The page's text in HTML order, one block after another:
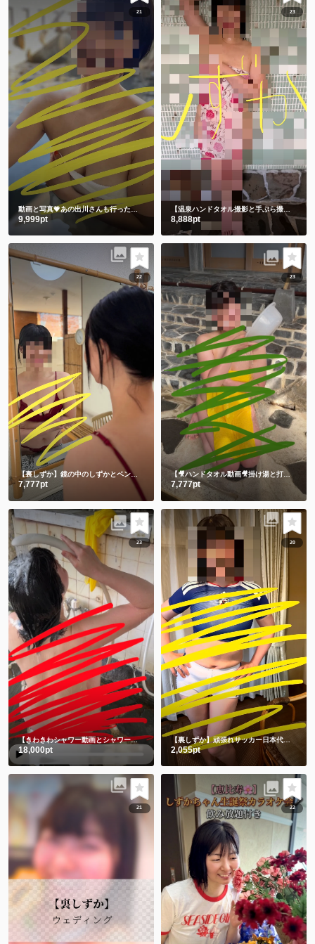
21
動画と写真💗あの出川さんも行った温泉 3年前の私です🫣 スマホの中に埋もれてました😋
9,999pt
23
【温泉ハンドタオル撮影と手ぶら撮影】撮りたてホヤホヤ💕今のしずかを見て下さい💗
8,888pt
22
【裏しずか】鏡の中のしずかとベンチに座る生しずかどっちが好き？💕
7,777pt
23
【🎥ハンドタオル動画🎥掛け湯と打たせ湯】温泉に入る時は掛け湯しよ💕打たせ湯熱すぎた😂
7,777pt
23
【きわきわシャワー動画とシャワー後写真】朝シャワーでさっぱり💗
18,000pt
20
2,055pt
21 22